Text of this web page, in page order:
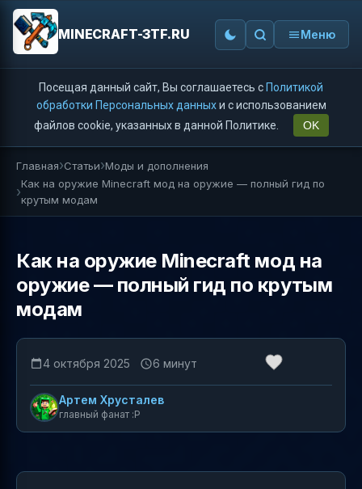
MINECRAFT-3TF.RU Меню
Посещая данный сайт, Вы соглашаетесь с Политикой
обработки Персональных данныхи с использованием
файлов cookie, указанных в данной Политике.
OK
Главная Статьи Моды и дополнения
Как на оружие Minecraft мод на оружие — полный гид по
крутым модам
Как на оружие Minecraft мод на
оружие — полный гид по крутым
модам
4 октября 2025 6 минут
Артем Хрусталев
главный фанат :P